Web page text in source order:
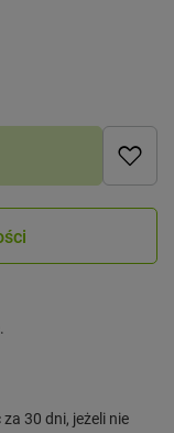
30 dni, jeżeli nie